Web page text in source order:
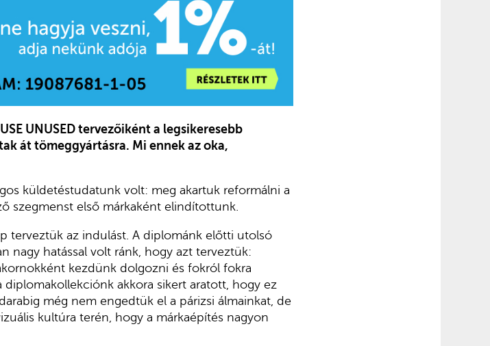
UNUSED tervezőiként a legsikeresebb
át tömeggyártásra. Mi ennek az oka,
küldetéstudatunk volt: meg akartuk reformálni a
szegmenst első márkaként elindítottunk.
terveztük az indulást. A diplománk előtti utolsó
nagy hatással volt ránk, hogy azt terveztük:
kezdünk dolgozni és fokról fokra
akkora sikert aratott, hogy ez
még nem engedtük el a párizsi álmainkat, de
kultúra terén, hogy a márkaépítés nagyon